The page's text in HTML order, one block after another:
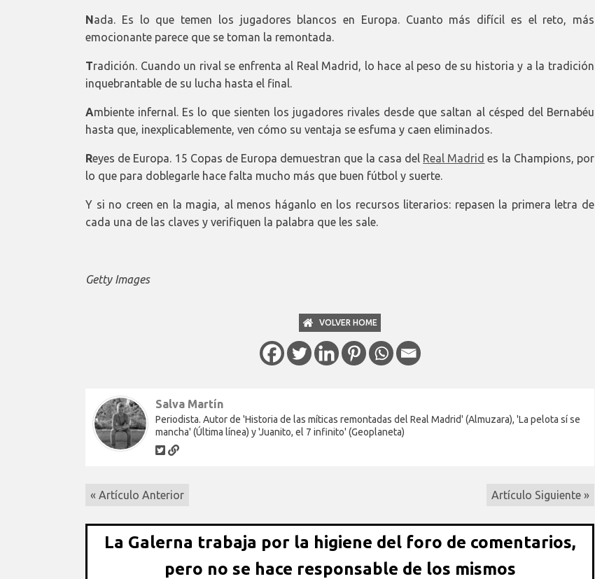
Nada. Es lo que temen los jugadores blancos en Europa. Cuanto más difícil es el reto, más
emocionante parece que se toman la remontada.
Tradición. Cuando un rival se enfrenta al Real Madrid, lo hace al peso de su historia y a la tradición
inquebrantable de su lucha hasta el final.
Ambiente infernal. Es lo que sienten los jugadores rivales desde que saltan al césped del Bernabéu
hasta que, inexplicablemente, ven cómo su ventaja se esfuma y caen eliminados.
Reyes de Europa. 15 Copas de Europa demuestran que la casa del Real Madrid es la Champions, por
lo que para doblegarle hace falta mucho más que buen fútbol y suerte.
Y si no creen en la magia, al menos háganlo en los recursos literarios: repasen la primera letra de
cada una de las claves y verifiquen la palabra que les sale.
Getty Images
VOLVER HOME
Salva Martín
Periodista. Autor de 'Historia de las míticas remontadas del Real Madrid' (Almuzara), 'La pelota sí se
mancha' (Última línea) y 'Juanito, el 7 infinito' (Geoplaneta)
« Artículo Anterior Artículo Siguiente »
La Galerna trabaja por la higiene del foro de comentarios,
pero no se hace responsable de los mismos